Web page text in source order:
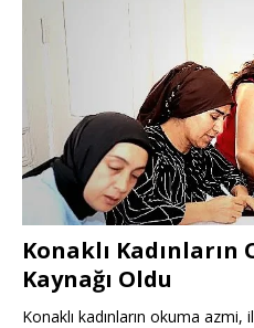
Konaklı
Kaynağı Oldu
Konaklı kadınların okuma